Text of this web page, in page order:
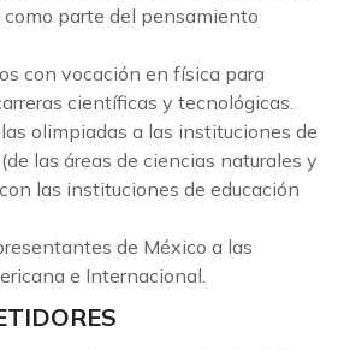
parte del pensamiento
con vocación en física para
científicas y tecnológicas.
olimpiadas a las instituciones de
las áreas de ciencias naturales y
las instituciones de educación
de México a las
e Internacional.